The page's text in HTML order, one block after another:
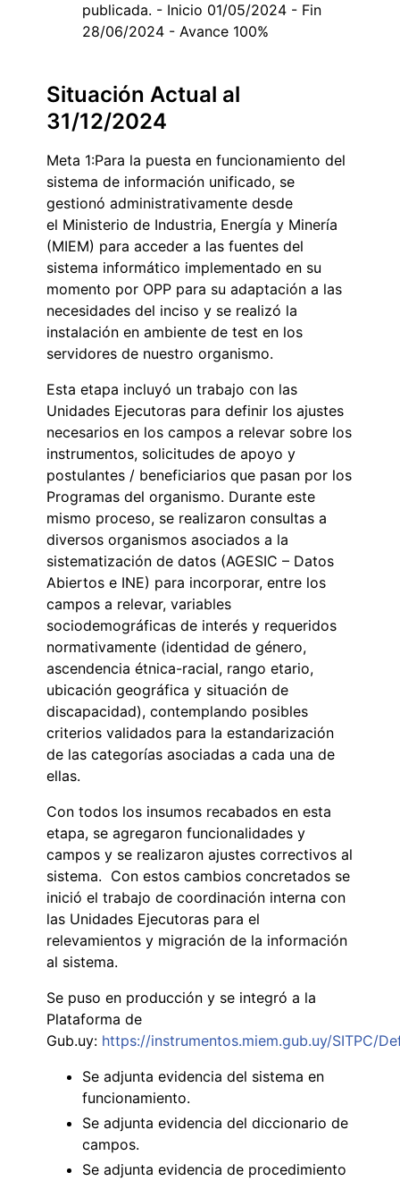
publicada. - Inicio 01/05/2024 - Fin
28/06/2024 - Avance 100%
Situación Actual al
31/12/2024
Meta 1:Para la puesta en funcionamiento del
sistema de información unificado, se
gestionó administrativamente desde
el Ministerio de Industria, Energía y Minería
(MIEM) para acceder a las fuentes del
sistema informático implementado en su
momento por OPP para su adaptación a las
necesidades del inciso y se realizó la
instalación en ambiente de test en los
servidores de nuestro organismo.
Esta etapa incluyó un trabajo con las
Unidades Ejecutoras para definir los ajustes
necesarios en los campos a relevar sobre los
instrumentos, solicitudes de apoyo y
postulantes / beneficiarios que pasan por los
Programas del organismo. Durante este
mismo proceso, se realizaron consultas a
diversos organismos asociados a la
sistematización de datos (AGESIC – Datos
Abiertos e INE) para incorporar, entre los
campos a relevar, variables
sociodemográficas de interés y requeridos
normativamente (identidad de género,
ascendencia étnica-racial, rango etario,
ubicación geográfica y situación de
discapacidad), contemplando posibles
criterios validados para la estandarización
de las categorías asociadas a cada una de
ellas.
Con todos los insumos recabados en esta
etapa, se agregaron funcionalidades y
campos y se realizaron ajustes correctivos al
sistema. Con estos cambios concretados se
inició el trabajo de coordinación interna con
las Unidades Ejecutoras para el
relevamientos y migración de la información
al sistema.
Se puso en producción y se integró a la
Plataforma de
Gub.uy: https://instrumentos.miem.gub.uy/SITPC/
Se adjunta evidencia del sistema en
funcionamiento.
Se adjunta evidencia del diccionario de
campos.
Se adjunta evidencia de procedimiento